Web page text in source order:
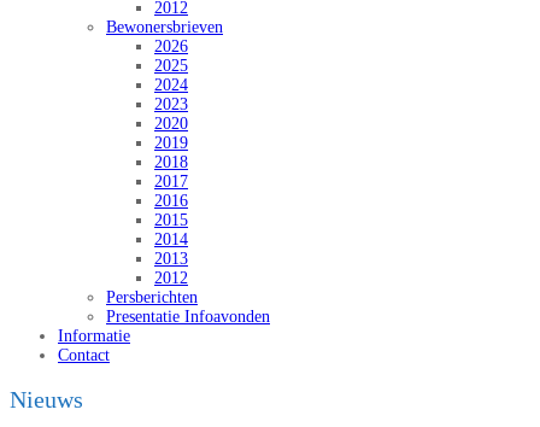
2012
Bewonersbrieven
2026
2025
2024
2023
2020
2019
2018
2017
2016
2015
2014
2013
2012
Persberichten
Presentatie Infoavonden
Informatie
Contact
Nieuws